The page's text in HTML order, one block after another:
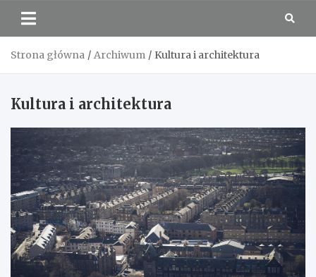
Strona główna Archiwum Kultura i architektura
Kultura i architektura